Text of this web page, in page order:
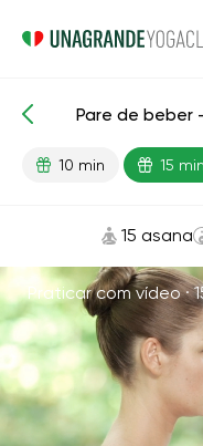
Aulas prontas
Pare de beber
10 min 15 min
15 asana
Praticar com vídeo ·